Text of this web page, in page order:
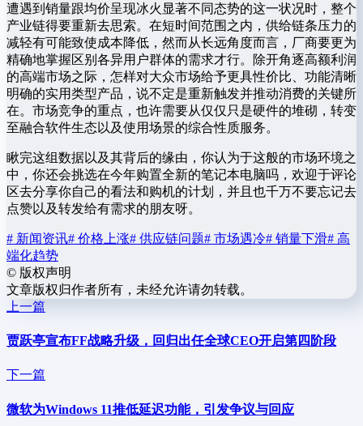
遭遇到销量跟均价呈现冰火显著不同态势的这一状况时，整个
产业链得要重新去思索。在短时间范围之内，供给链条压力的
减轻有可能致使成本降低，然而从长远角度而言，厂商要更为
精确地掌握区别各异用户群体的需求才行。除开角逐高额利润
的高端市场之际，怎样对大众市场给予更具性价比、功能清晰
明确的实用类型产品，说不定是重新触发并推动消费的关键所
在。市场竞争的重点，也许需要从仅仅只是硬件的堆砌，转变
至融合软件生态以及使用场景的综合性质服务。
瞅完这组数据以及其背后的缘由，你认为于这般的市场环境之
中，你还会挑选在今年购置全新的笔记本电脑吗，欢迎于评论
区去分享你自己的看法和购机的计划，并且也千万不要忘记去
点赞以及转发给有需求的朋友呀。
# 新闻资讯# 价格上涨# 供应链问题# 市场遇冷# 销量下滑# 高
端化趋势
© 版权声明
文章版权归作者所有，未经允许请勿转载。
上一篇
贾跃亭宣布FF战略升级，回归出任全球CEO开启第四阶段
下一篇
微软为Windows 11推低延迟功能，引发争议与回应